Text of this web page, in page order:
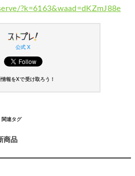
?k=6163&waad=dKZmJ88e
公式 X
情報をXで受け取ろう！
関連タグ
商品